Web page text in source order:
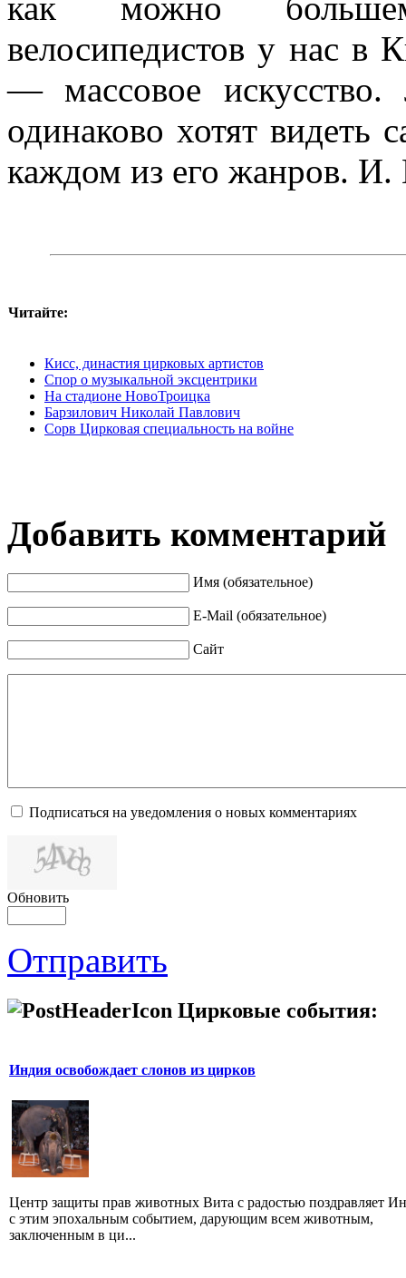
как можно
велосипедистов у нас в
— массовое
одинаково хотят видеть
каждом из его жанров.
Читайте:
Кисс, династия цирковых артистов
Спор о музыкальной эксцентрики
На стадионе НовоТроицка
Барзилович Николай Павлович
Сорв Цирковая специальность на войне
Добавить комментарий
Имя (обязательное)
E-Mail (обязательное)
Сайт
Подписаться на уведомления о новых комментариях
Обновить
Отправить
Цирковые события:
Индия освобождает слонов из цирков
Центр защиты прав животных Вита с радостью поздравляет
с этим эпохальным событием, дарующим всем животным,
заключенным в ци...